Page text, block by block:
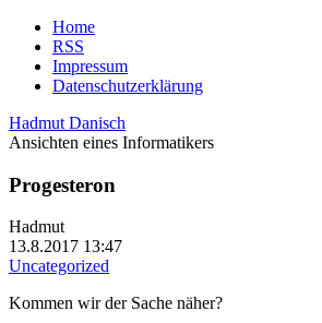
Home
RSS
Impressum
Datenschutzerklärung
Hadmut Danisch
Ansichten eines Informatikers
Progesteron
Hadmut
13.8.2017 13:47
Uncategorized
Kommen wir der Sache näher?